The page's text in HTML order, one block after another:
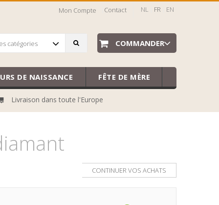
Mon Compte Contact NL FR EN
catégories COMMANDER
DE NAISSANCE FÊTE DE MÈRE
Livraison dans toute l'Europe
CONTINUER VOS ACHATS